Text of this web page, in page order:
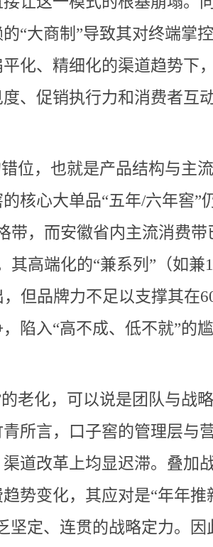
“大商制”导致其对终端掌
化、精细化的渠道趋势下
、促销执行力和消费者互
位，也就是产品结构与主
核心大单品“五年/六年窖”
带，而安徽省内主流消费带
其高端化的“兼系列”（如兼
但品牌力不足以支撑其在
陷入“高不成、低不就”的
老化，可以说是团队与战
所言，口子窖的管理层与
道改革上均显迟滞。叠加
势变化，其应对是“年年推
坚定、连贯的战略定力。因